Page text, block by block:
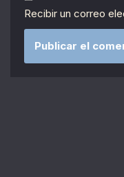
Recibir un correo